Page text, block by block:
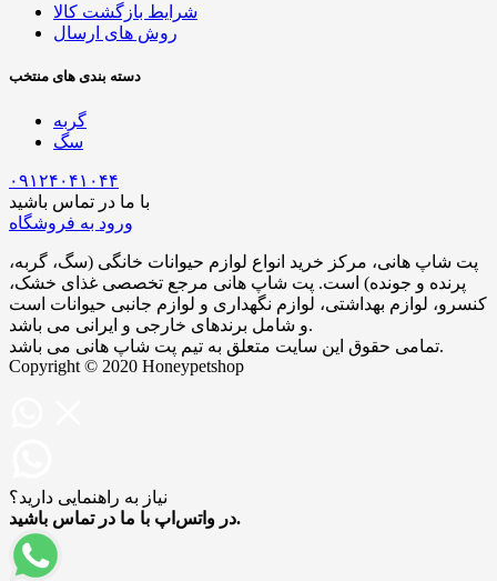
شرایط بازگشت کالا
روش های ارسال
دسته بندی های منتخب
گربه
سگ
۰۹۱۲۴۰۴۱۰۴۴
با ما در تماس باشید
ورود به فروشگاه
پت شاپ هانی، مرکز خرید انواع لوازم حیوانات خانگی (سگ، گربه،
پرنده و جونده) است. پت شاپ هانی مرجع تخصصی غذای خشک،
کنسرو، لوازم بهداشتی، لوازم نگهداری و لوازم جانبی حیوانات است
و شامل برندهای خارجی و ایرانی می‌ باشد.
تمامی حقوق این سایت متعلق به تیم پت شاپ هانی می باشد.
Copyright © 2020 Honeypetshop
نیاز به راهنمایی دارید؟
در واتس‌اپ با ما در تماس باشید.